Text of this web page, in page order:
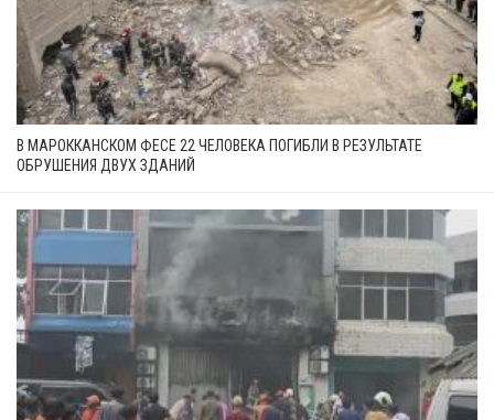
В МАРОККАНСКОМ ФЕСЕ 22 ЧЕЛОВЕКА ПОГИБЛИ В РЕЗУЛЬТАТЕ
ОБРУШЕНИЯ ДВУХ ЗДАНИЙ